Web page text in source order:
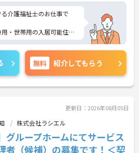
介護福祉士のお仕事で
・世帯用の入居可能住宅
との時間も有効に使えま
策ポイントなど、さらに
でお気軽にご相談くださ
無料 紹介してもらう
更新日：2026年08月05日
株式会社ラシエル
グループホームにてサービス
者（候補）の募集です！＜契